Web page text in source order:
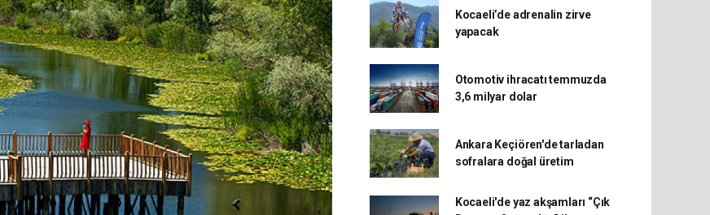
Kocaeli’de adrenalin zirve
yapacak
Otomotiv ihracatı temmuzda
3,6 milyar dolar
Ankara Keçiören'de tarladan
sofralara doğal üretim
Kocaeli'de yaz akşamları “Çık